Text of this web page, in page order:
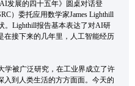
发展的四十五年》圆桌对话登
）委托应用数学家James Lighthill
。Lighthill报告基本表达了对AI研
在接下来的几年里，人工智能经历
学被广泛研究，在工业界成立了许
入到人类生活的方方面面。今天的